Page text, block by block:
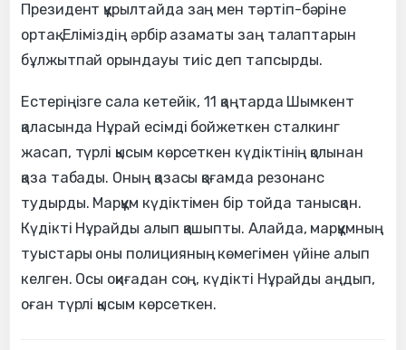
Президент құрылтайда заң мен тәртіп-бәріне
ортақ. Еліміздің әрбір азаматы заң талаптарын
бұлжытпай орындауы тиіс деп тапсырды.
Естеріңізге сала кетейік, 11 қаңтарда Шымкент
қаласында Нұрай есімді бойжеткен сталкинг
жасап, түрлі қысым көрсеткен күдіктінің қолынан
қаза табады. Оның қазасы қоғамда резонанс
тудырды. Марқұм күдіктімен бір тойда танысқан.
Күдікті Нұрайды алып қашыпты. Алайда, марқұмның
туыстары оны полицияның көмегімен үйіне алып
келген. Осы оқиғадан соң, күдікті Нұрайды аңдып,
оған түрлі қысым көрсеткен.